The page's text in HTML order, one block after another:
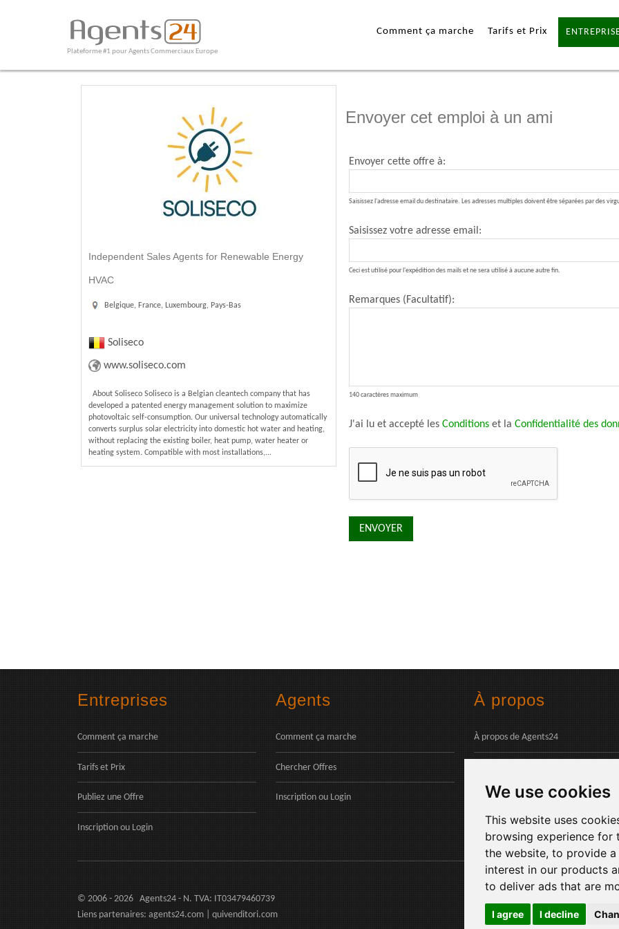
We use cookies
This website uses
browsing experience for
the website, to provide a
interest in our products
to deliver ads that are
I agree I decline
Plateforme #1 pour Agents Commerciaux Europe
Comment ça marche Tarifs et Prix
Independent Sales Agents for Renewable Energy
HVAC
Belgique, France, Luxembourg, Pays-Bas
Soliseco
www.soliseco.com
About Soliseco Soliseco is a Belgian cleantech company that has
developed a patented energy management solution to maximize
photovoltaic self-consumption. Our universal technology automatically
converts surplus solar electricity into domestic hot water and heating,
without replacing the existing boiler, heat pump, water heater or
heating system. Compatible with most installations,...
Envoyer cet emploi à un ami
Envoyer cette offre à:
Saisissez l'adresse email du destinataire. Les adresses multiples doivent être séparées par des
Saisissez votre adresse email:
Ceci est utilisé pour l'expédition des mails et ne sera utilisé à aucune autre fin.
Remarques (Facultatif):
140 caractères maximum
J'ai lu et accepté les Conditionset la Confidentialité des
Entreprises
Comment ça marche
Tarifs et Prix
Publiez une Offre
Inscription ou Login
Agents
Comment ça marche
Chercher Offres
Inscription ou Login
À propos
À propos de Agents24
Paiements
© 2006 - 2026 Agents24 - N. TVA: IT03479460739
Liens partenaires: agents24.com quivenditori.com